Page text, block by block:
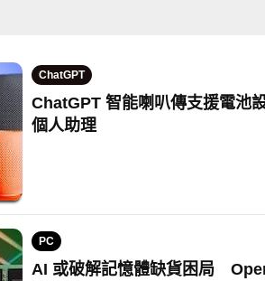
ChatGPT
ChatGPT 智能喇叭傳支援電池
個人助理
PC
AI 或破解記憶體缺貨困局